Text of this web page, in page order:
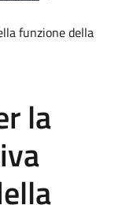
funzione della
la